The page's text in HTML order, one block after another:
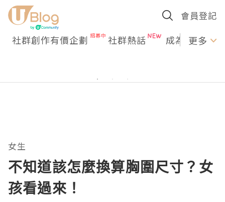
會員登記
社群創作有價企劃 社群熱話 成為U更多
女生
不知道該怎麼換算胸圍尺寸？女
孩看過來！